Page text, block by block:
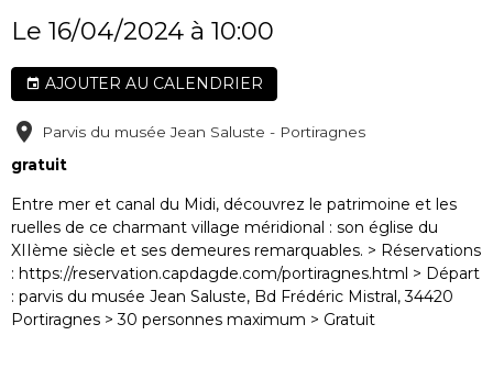
Le 16/04/2024 à 10:00
AJOUTER AU CALENDRIER
Parvis du musée Jean Saluste - Portiragnes
gratuit
Entre mer et canal du Midi, découvrez le patrimoine et les
ruelles de ce charmant village méridional : son église du
XIIème siècle et ses demeures remarquables. > Réservations
: https://reservation.capdagde.com/portiragnes.html > Départ
: parvis du musée Jean Saluste, Bd Frédéric Mistral, 34420
Portiragnes > 30 personnes maximum > Gratuit